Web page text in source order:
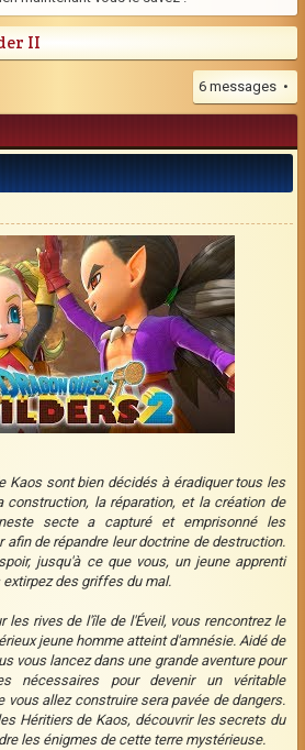
II
6 messages •
Kaos sont bien décidés à éradiquer tous les
la réparation, et la création de
secte a capturé et emprisonné les
afin de répandre leur doctrine de destruction.
jusqu'à ce que vous, un jeune apprenti
des griffes du mal.
les rives de l'île de l'Éveil, vous rencontrez le
jeune homme atteint d'amnésie. Aidé de
vous lancez dans une grande aventure pour
nécessaires pour devenir un véritable
vous allez construire sera pavée de dangers.
Héritiers de Kaos, découvrir les secrets du
les énigmes de cette terre mystérieuse.